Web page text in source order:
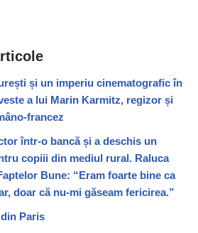
și un imperiu cinematografic în
a lui Marin Karmitz, regizor și
francez
într-o bancă și a deschis un
copiii din mediul rural. Raluca
Bune: “Eram foarte bine ca
doar că nu-mi găseam fericirea.”
Paris